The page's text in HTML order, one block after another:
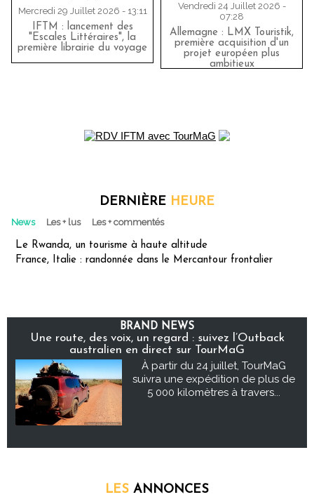
Mercredi 29 Juillet 2026 - 13:11
IFTM : lancement des
"Escales Littéraires", la
première librairie du voyage
Vendredi 24 Juillet 2026 -
07:28
Allemagne : LMX Touristik,
première acquisition d'un
projet européen plus
ambitieux
DERNIÈRE HEURE
News Les + lus Les + commentés
Le Rwanda, un tourisme à haute altitude
France, Italie : randonnée dans le Mercantour frontalier
BRAND NEWS
Une route, des voix, un regard : suivez l’Outback
australien en direct sur TourMaG
À partir du 24 juillet, TourMaG
suivra une expédition de plus de
5 000 kilomètres à travers...
LES ANNONCES